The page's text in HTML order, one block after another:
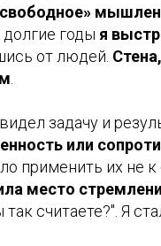
долгие годы я
от людей.
задачу и
или
применить их не
место
считаете?". Я